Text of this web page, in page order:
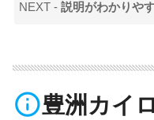
NEXT -説明がわかりやすく、
info_outline豊洲カイ